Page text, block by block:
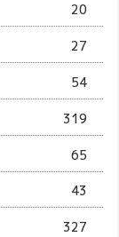
20
27
54
319
65
43
327